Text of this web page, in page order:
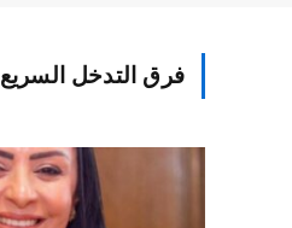
فرق التدخل السريع